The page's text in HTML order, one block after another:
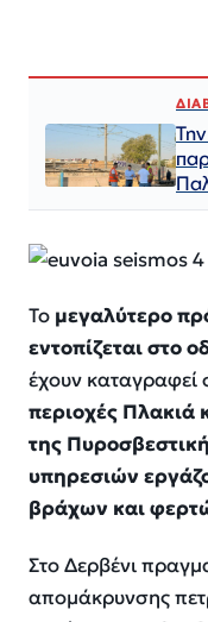
Το μεγαλύτερο
εντοπίζεται στο
έχουν καταγραφεί
περιοχές Πλακιά
της
υπηρεσιών
βράχων και
Στο Δερβένι
απομάκρυνσης